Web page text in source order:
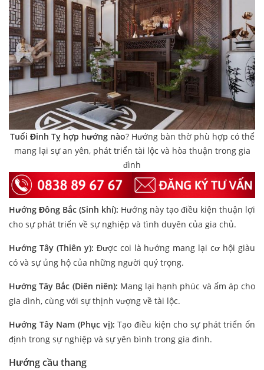
Tuổi Đinh Tỵ hợp hướng nào? Hướng bàn thờ phù hợp có thể
mang lại sự an yên, phát triển tài lộc và hòa thuận trong gia
đình
Hướng Đông Bắc (Sinh khí): Hướng này tạo điều kiện thuận lợi
cho sự phát triển về sự nghiệp và tình duyên của gia chủ.
Hướng Tây (Thiên y): Được coi là hướng mang lại cơ hội giàu
có và sự ủng hộ của những người quý trọng.
Hướng Tây Bắc (Diên niên): Mang lại hạnh phúc và ấm áp cho
gia đình, cùng với sự thịnh vượng về tài lộc.
Hướng Tây Nam (Phục vị): Tạo điều kiện cho sự phát triển ổn
định trong sự nghiệp và sự yên bình trong gia đình.
Hướng cầu thang